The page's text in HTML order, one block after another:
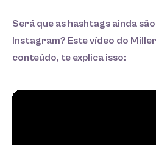
Será que as hashtags ainda
Instagram? Este vídeo do
conteúdo, te explica isso: